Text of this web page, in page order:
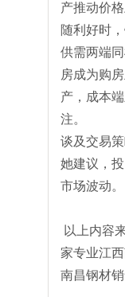
产推动价
随利好时
供需两端
房成为购
产，成本
注。
谈及交易
她建议，
市场波动。
以上内容
家专业江
南昌钢材